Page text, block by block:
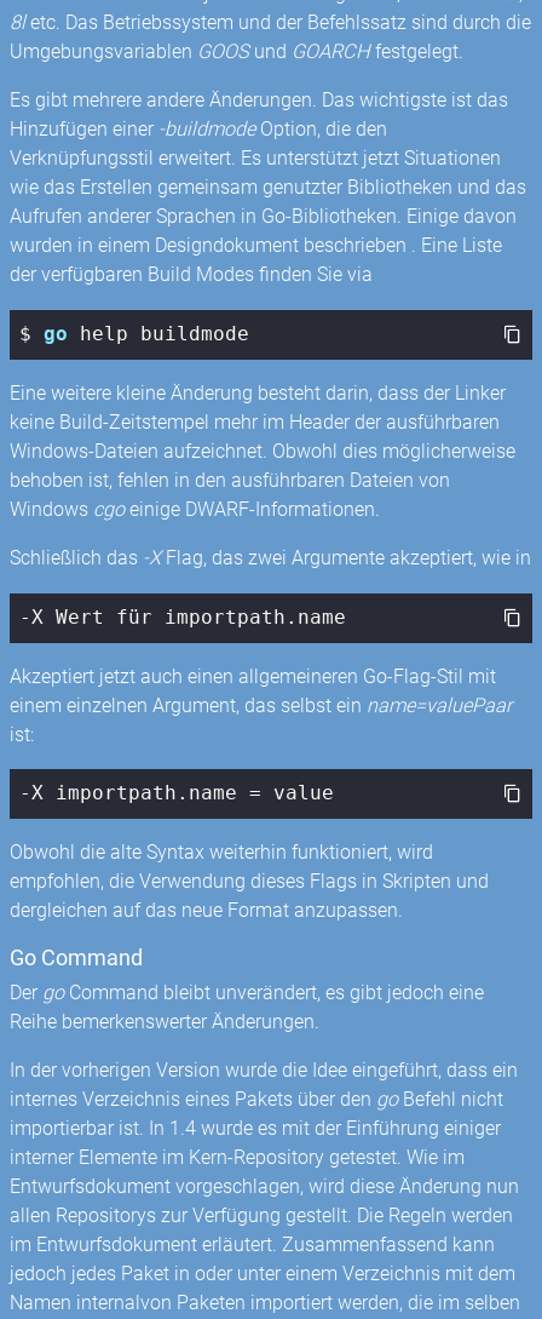
8letc. Das Betriebssystem und der Befehlssatz sind durch die
Umgebungsvariablen GOOSund GOARCHfestgelegt.
Es gibt mehrere andere Änderungen. Das wichtigste ist das
Hinzufügen einer -buildmodeOption, die den
Verknüpfungsstil erweitert. Es unterstützt jetzt Situationen
wie das Erstellen gemeinsam genutzter Bibliotheken und das
Aufrufen anderer Sprachen in Go-Bibliotheken. Einige davon
wurden in einem Designdokument beschrieben . Eine Liste
der verfügbaren Build Modes finden Sie via
$ go help buildmode
Eine weitere kleine Änderung besteht darin, dass der Linker
keine Build-Zeitstempel mehr im Header der ausführbaren
Windows-Dateien aufzeichnet. Obwohl dies möglicherweise
behoben ist, fehlen in den ausführbaren Dateien von
Windows cgoeinige DWARF-Informationen.
Schließlich das -XFlag, das zwei Argumente akzeptiert, wie in
-X Wert für importpath.name
Akzeptiert jetzt auch einen allgemeineren Go-Flag-Stil mit
einem einzelnen Argument, das selbst ein name=valuePaar
ist:
-X importpath.name = value
Obwohl die alte Syntax weiterhin funktioniert, wird
empfohlen, die Verwendung dieses Flags in Skripten und
dergleichen auf das neue Format anzupassen.
Go Command
Der goCommand bleibt unverändert, es gibt jedoch eine
Reihe bemerkenswerter Änderungen.
In der vorherigen Version wurde die Idee eingeführt, dass ein
internes Verzeichnis eines Pakets über den goBefehl nicht
importierbar ist. In 1.4 wurde es mit der Einführung einiger
interner Elemente im Kern-Repository getestet. Wie im
Entwurfsdokument vorgeschlagen, wird diese Änderung nun
allen Repositorys zur Verfügung gestellt. Die Regeln werden
im Entwurfsdokument erläutert. Zusammenfassend kann
jedoch jedes Paket in oder unter einem Verzeichnis mit dem
Namen internalvon Paketen importiert werden, die im selben